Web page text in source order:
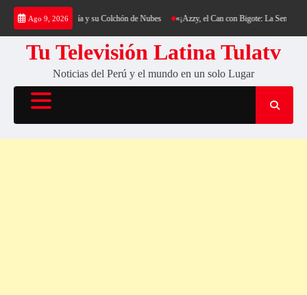
Saltar
contenido
Ago 9, 2026
al Cerro Cantería y su Colchón de Nubes «¡Azzy, el Can con Bigote: La Sensación
Tu Televisión Latina Tulatv
Noticias del Perú y el mundo en un solo Lugar